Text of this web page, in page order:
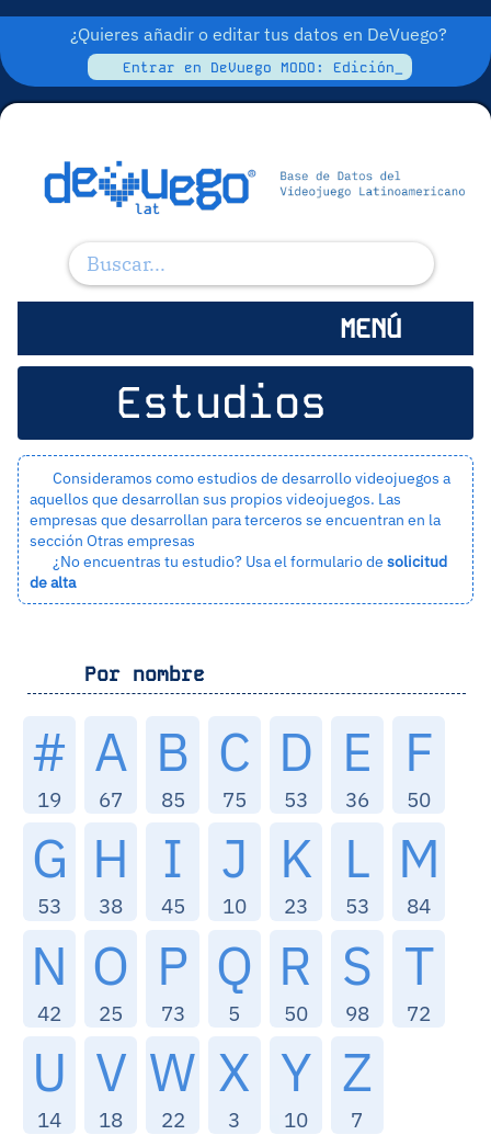
¿Quieres añadir o editar tus datos en DeVuego?
Entrar en DeVuego MODO: Edición_
MENÚ
Estudios
Consideramos como estudios de desarrollo videojuegos a
aquellos que desarrollan sus propios videojuegos. Las
empresas que desarrollan para terceros se encuentran en la
sección Otras empresas
¿No encuentras tu estudio? Usa el formulario de solicitud
de alta
Por nombre
#
19
A
67
B
85
C
75
D
53
E
36
F
50
G
53
H
38
I
45
J
10
K
23
L
53
M
84
N
42
O
25
P
73
Q
5
R
50
S
98
T
72
U
14
V
18
W
22
X
3
Y
10
Z
7